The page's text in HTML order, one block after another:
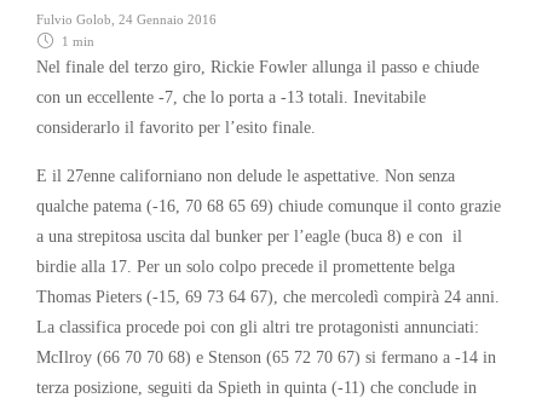
Fulvio Golob 24 Gennaio 2016
1 min
Nel finale del terzo giro, Rickie Fowler allunga il passo e chiude
con un eccellente -7, che lo porta a -13 totali. Inevitabile
considerarlo il favorito per l’esito finale.
E il 27enne californiano non delude le aspettative. Non senza
qualche patema (-16, 70 68 65 69) chiude comunque il conto grazie
a una strepitosa uscita dal bunker per l’eagle (buca 8) e con il
birdie alla 17. Per un solo colpo precede il promettente belga
Thomas Pieters (-15, 69 73 64 67), che mercoledì compirà 24 anni.
La classifica procede poi con gli altri tre protagonisti annunciati:
McIlroy (66 70 70 68) e Stenson (65 72 70 67) si fermano a -14 in
terza posizione, seguiti da Spieth in quinta (-11) che conclude in